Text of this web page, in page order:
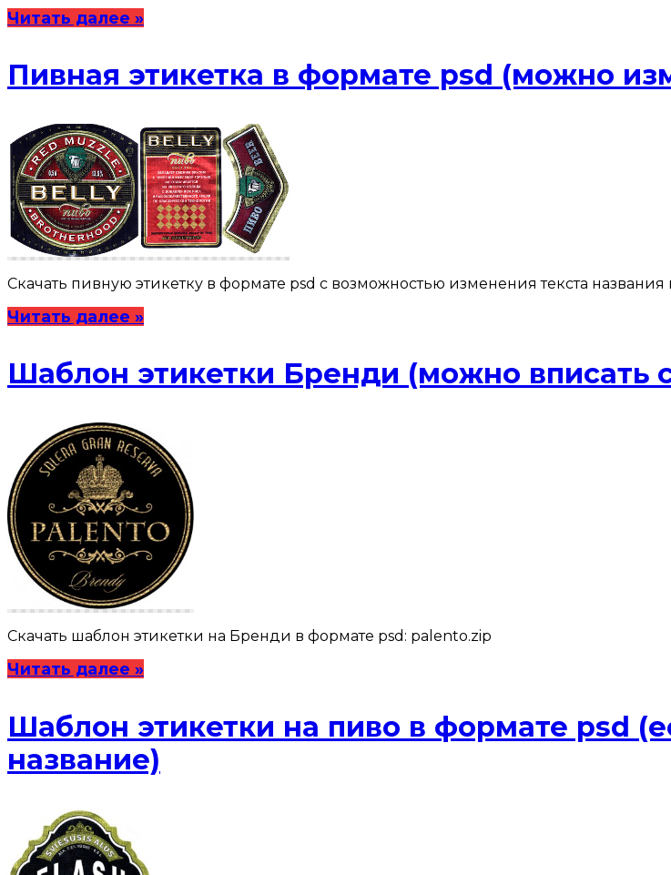
Читать далее »
Пивная этикетка в формате psd (можно
Скачать пивную этикетку в формате psd с возможностью изменения текста
Читать далее »
Шаблон этикетки Бренди (можно вписать
Скачать шаблон этикетки на Бренди в формате psd: palento.zip
Читать далее »
Шаблон этикетки на пиво в формате psd
название)